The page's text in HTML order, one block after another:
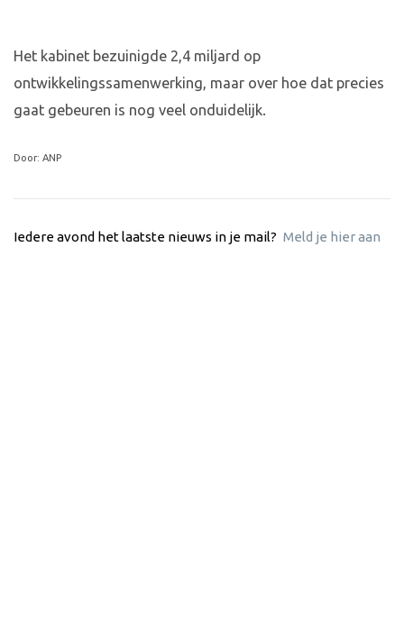
Het kabinet bezuinigde 2,4 miljard op
ontwikkelingssamenwerking, maar over hoe dat precies
gaat gebeuren is nog veel onduidelijk.
Door: ANP
Iedere avond het laatste nieuws in je mail? Meld je hier aan